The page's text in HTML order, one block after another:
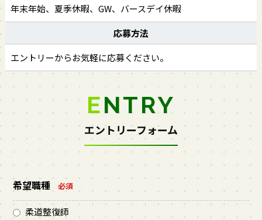
年末年始、夏季休暇、GW、バースデイ休暇
応募方法
エントリーからお気軽に応募ください。
ENTRY
エントリーフォーム
希望職種 必須
柔道整復師